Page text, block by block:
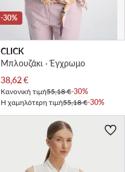
-30%
CLICK
Μπλουζάκι · Έγχρωμο
Τρέχουσα τιμή
38,62€
Κανονική τιμή55,18 €-30%
Η χαμηλότερη τιμή55,18 €-30%